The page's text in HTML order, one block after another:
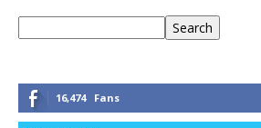
Search
16,474 Fans